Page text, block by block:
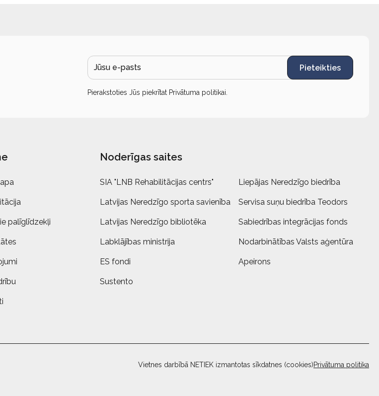
Pieteikties
Pierakstoties Jūs piekrītat Privātuma politikai
palīglīdzekļi
Noderīgas saites
SIA "LNB Rehabilitācijas centrs" Liepājas Neredzīgo biedrība
Latvijas Neredzīgo sporta savienība Servisa suņu biedrība Teodors
Latvijas Neredzīgo bibliotēka Sabiedrības integrācijas fonds
Labklājības ministrija Nodarbinātības Valsts aģentūra
ES fondi Apeirons
Sustento
Vietnes darbībā NETIEK izmantotas sīkdatnes (cookies)Privātuma politika